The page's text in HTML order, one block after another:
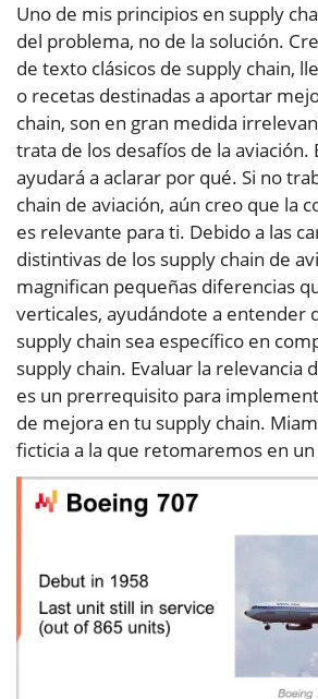
Uno de mis principios en supply
del problema, no de la solución.
de texto clásicos de supply chain,
o recetas destinadas a aportar
chain, son en gran medida
trata de los desafíos de la aviación.
ayudará a aclarar por qué. Si no
chain de aviación, aún creo que la
es relevante para ti. Debido a las
distintivas de los supply chain de
magnifican pequeñas diferencias
verticales, ayudándote a entender
supply chain sea específico en
supply chain. Evaluar la relevancia
es un prerrequisito para
de mejora en tu supply chain.
ficticia a la que retomaremos en